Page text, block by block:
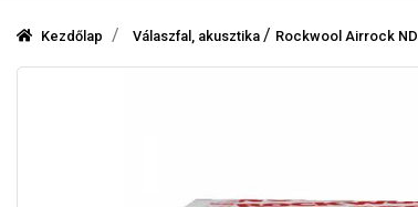
Kezdőlap Válaszfal, akusztika / Rockwool Airrock ND